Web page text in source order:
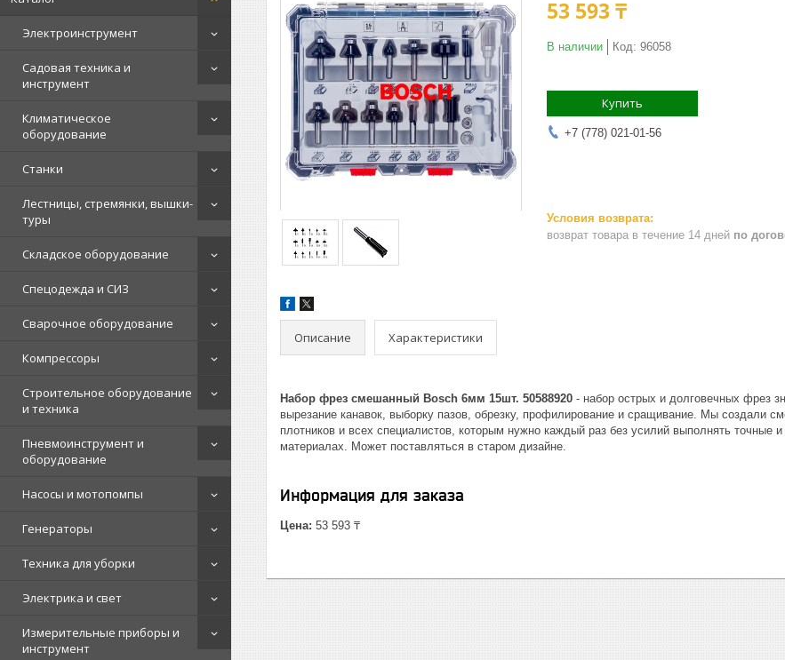
Электроинструмент
Садовая техника и
инструмент
Климатическое
оборудование
Станки
Лестницы, стремянки, вышки-
туры
Складское оборудование
Спецодежда и СИЗ
Сварочное оборудование
Компрессоры
Строительное оборудование
и техника
Пневмоинструмент и
оборудование
Насосы и мотопомпы
Генераторы
Техника для уборки
Электрика и свет
Измерительные приборы и
инструмент
53 593 ₸
В наличии Код: 96058
Купить
+7 (778) 021-01-56
возврат товара в течение 14 дней по
Описание Характеристики
Набор фрез смешанный Bosch 6мм 15шт. 50588920 - набор острых и долговечных фрез
вырезание канавок, выборку пазов, обрезку, профилирование и сращивание. Мы создали
плотников и всех специалистов, которым нужно каждый раз без усилий выполнять точные
материалах. Может поставляться в старом дизайне.
Информация для заказа
Цена: 53 593 ₸